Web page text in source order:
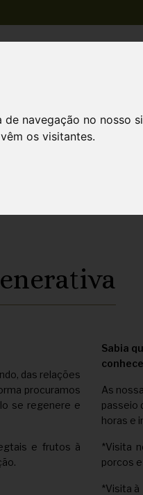
navegação no nosso
os visitantes.
das relações
procuramos
se regenere e
e frutos à
Sabia
As
passeio
horas e
*Visita
porcos
*Visita